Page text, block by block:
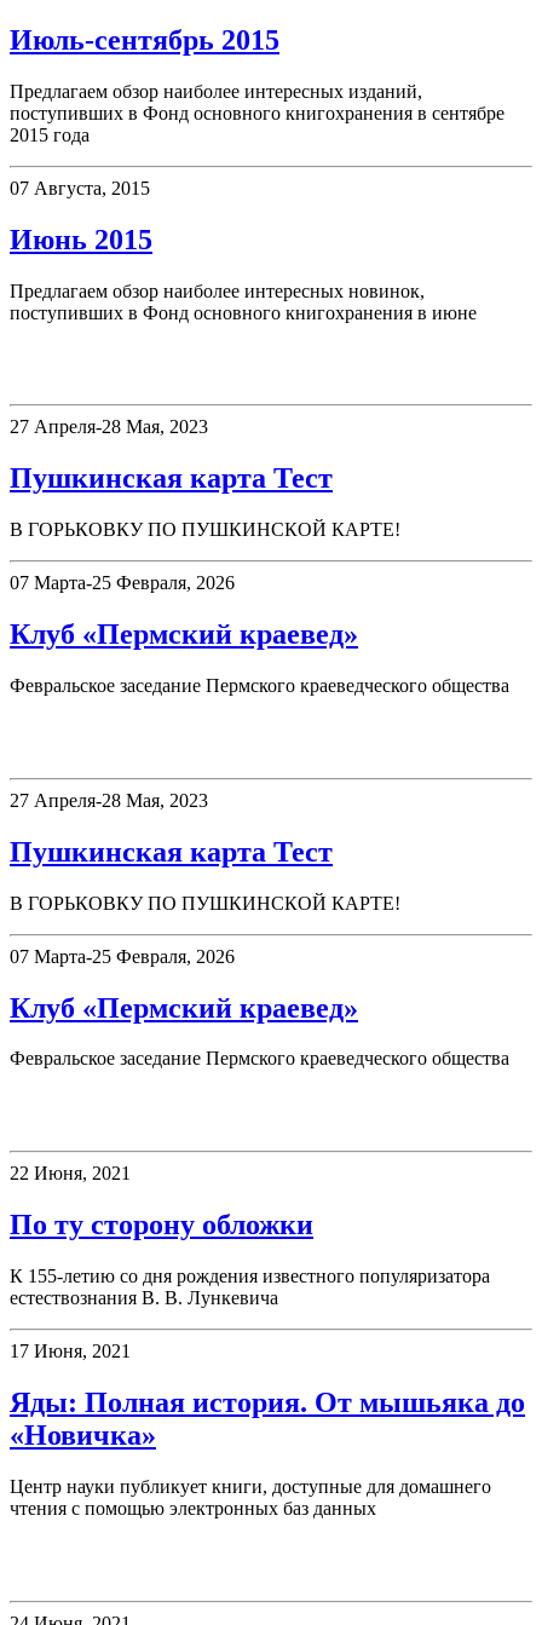
Июль-сентябрь 2015
Предлагаем обзор наиболее интересных изданий,
поступивших в Фонд основного книгохранения в сентябре
2015 года
07 Августа, 2015
Июнь 2015
Предлагаем обзор наиболее интересных новинок,
поступивших в Фонд основного книгохранения в июне
27 Апреля-28 Мая, 2023
Пушкинская карта Тест
В ГОРЬКОВКУ ПО ПУШКИНСКОЙ КАРТЕ!
07 Марта-25 Февраля, 2026
Клуб «Пермский краевед»
Февральское заседание Пермского краеведческого общества
27 Апреля-28 Мая, 2023
Пушкинская карта Тест
В ГОРЬКОВКУ ПО ПУШКИНСКОЙ КАРТЕ!
07 Марта-25 Февраля, 2026
Клуб «Пермский краевед»
Февральское заседание Пермского краеведческого общества
22 Июня, 2021
По ту сторону обложки
К 155-летию со дня рождения известного популяризатора
естествознания В. В. Лункевича
17 Июня, 2021
Яды: Полная история. От мышьяка до
«Новичка»
Центр науки публикует книги, доступные для домашнего
чтения с помощью электронных баз данных